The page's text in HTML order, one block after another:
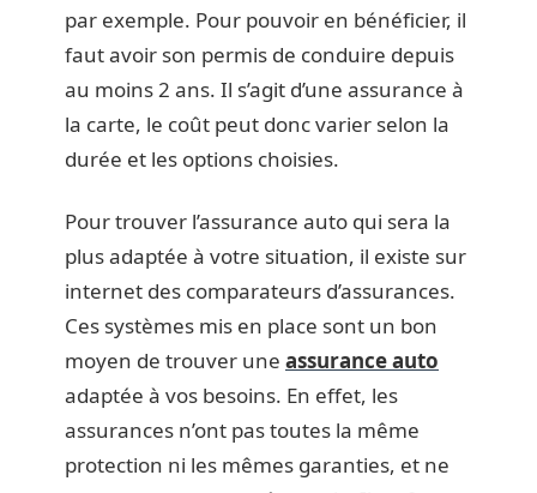
par exemple. Pour pouvoir en bénéficier, il
faut avoir son permis de conduire depuis
au moins 2 ans. Il s’agit d’une assurance à
la carte, le coût peut donc varier selon la
durée et les options choisies.
Pour trouver l’assurance auto qui sera la
plus adaptée à votre situation, il existe sur
internet des comparateurs d’assurances.
Ces systèmes mis en place sont un bon
moyen de trouver une assurance auto
adaptée à vos besoins. En effet, les
assurances n’ont pas toutes la même
protection ni les mêmes garanties, et ne